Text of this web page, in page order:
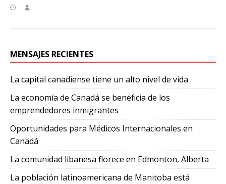
MENSAJES RECIENTES
La capital canadiense tiene un alto nivel de vida
La economía de Canadá se beneficia de los
emprendedores inmigrantes
Oportunidades para Médicos Internacionales en
Canadá
La comunidad libanesa florece en Edmonton, Alberta
La población latinoamericana de Manitoba está